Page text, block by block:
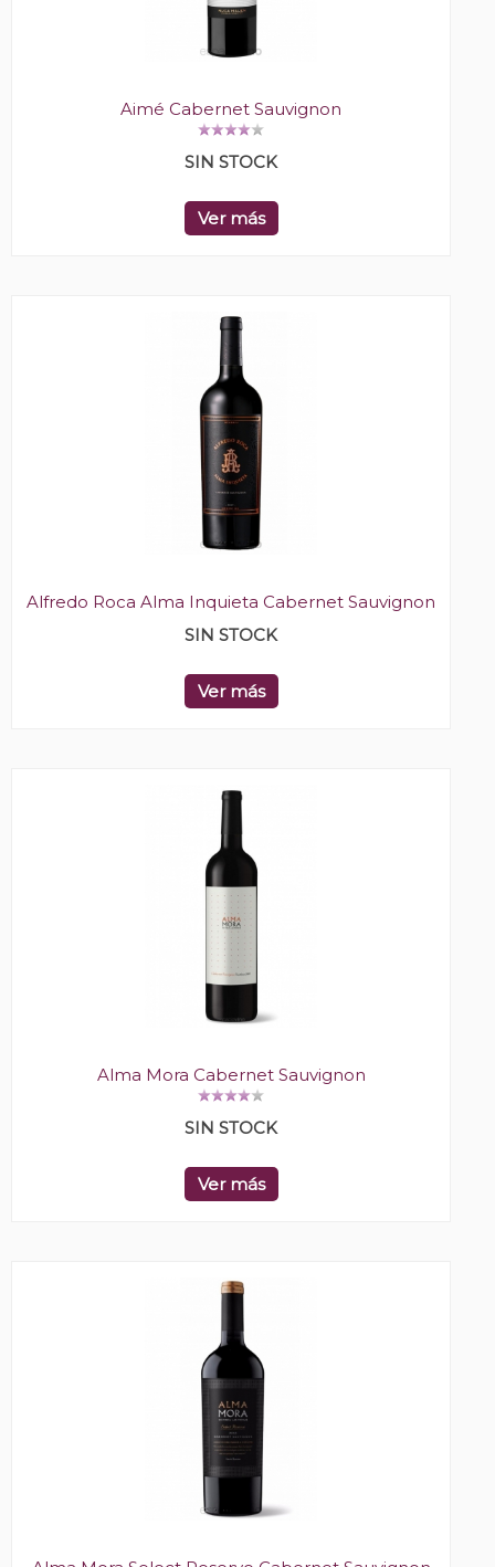
Aimé Cabernet Sauvignon
SIN STOCK
Ver más
Alfredo Roca Alma Inquieta Cabernet Sauvignon
SIN STOCK
Ver más
Alma Mora Cabernet Sauvignon
SIN STOCK
Ver más